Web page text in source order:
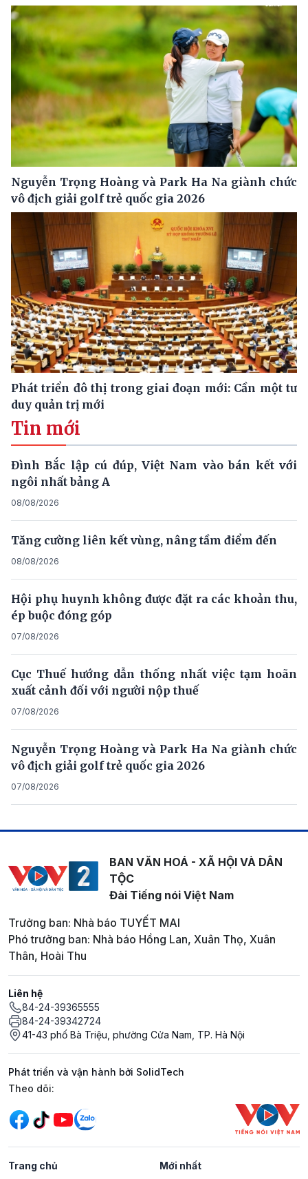
Nguyễn Trọng Hoàng và Park Ha Na giành chức
vô địch giải golf trẻ quốc gia 2026
Phát triển đô thị trong giai đoạn mới: Cần một tư
duy quản trị mới
Tin mới
Đình Bắc lập cú đúp, Việt Nam vào bán kết với
ngôi nhất bảng A
08/08/2026
Tăng cường liên kết vùng, nâng tầm điểm đến
08/08/2026
Hội phụ huynh không được đặt ra các khoản thu,
ép buộc đóng góp
07/08/2026
Cục Thuế hướng dẫn thống nhất việc tạm hoãn
xuất cảnh đối với người nộp thuế
07/08/2026
Nguyễn Trọng Hoàng và Park Ha Na giành chức
vô địch giải golf trẻ quốc gia 2026
07/08/2026
BAN VĂN HOÁ - XÃ HỘI VÀ DÂN
TỘC
Đài Tiếng nói Việt Nam
Trưởng ban: Nhà báo TUYẾT MAI
Phó trưởng ban: Nhà báo Hồng Lan, Xuân Thọ, Xuân
Thân, Hoài Thu
Liên hệ
84-24-39365555
84-24-39342724
41-43 phố Bà Triệu, phường Cửa Nam, TP. Hà Nội
Phát triển và vận hành bởi SolidTech
Mạng xã hội
Theo dõi:
Trang chủ Mới nhất